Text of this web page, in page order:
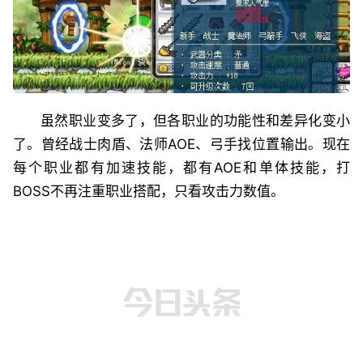
虽然职业变多了，但各职业的功能性和差异化变小
了。曾经战士肉盾、法师AOE、弓手找位置输出。现在
每个职业都有加速技能，都有AOE和单体技能，打
BOSS不再注重职业搭配，只看攻击力数值。